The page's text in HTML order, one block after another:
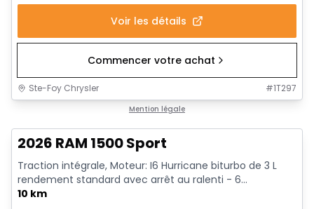
Voir les détails
Commencer votre achat
Ste-Foy Chrysler #1T297
Mention légale
2026 RAM 1500 Sport
Traction intégrale, Moteur: I6 Hurricane biturbo de 3 L
rendement standard avec arrêt au ralenti - 6...
10 km